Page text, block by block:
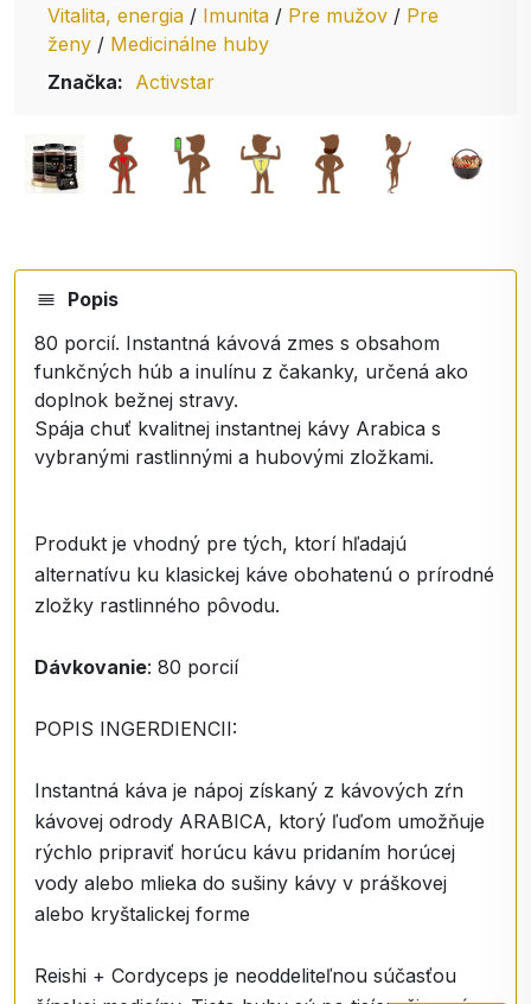
Vitalita, energia / Imunita / Pre mužov / Pre
ženy / Medicinálne huby
Značka: Activstar
Popis
80 porcií. Instantná kávová zmes s obsahom
funkčných húb a inulínu z čakanky, určená ako
doplnok bežnej stravy.
Spája chuť kvalitnej instantnej kávy Arabica s
vybranými rastlinnými a hubovými zložkami.
Produkt je vhodný pre tých, ktorí hľadajú
alternatívu ku klasickej káve obohatenú o prírodné
zložky rastlinného pôvodu.
Dávkovanie: 80 porcií
POPIS INGERDIENCII:
Instantná káva je nápoj získaný z kávových zŕn
kávovej odrody ARABICA, ktorý ľuďom umožňuje
rýchlo pripraviť horúcu kávu pridaním horúcej
vody alebo mlieka do sušiny kávy v práškovej
alebo kryštalickej forme
Reishi + Cordyceps je neoddeliteľnou súčasťou